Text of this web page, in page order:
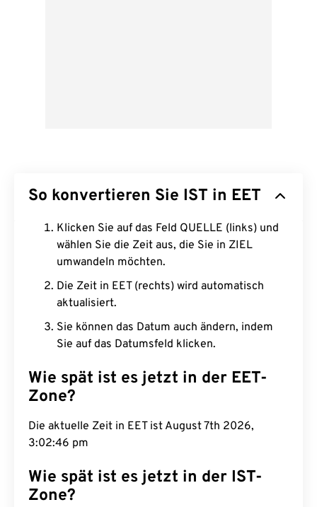
So konvertieren Sie IST in EET
Klicken Sie auf das Feld QUELLE (links) und
wählen Sie die Zeit aus, die Sie in ZIEL
umwandeln möchten.
Die Zeit in EET (rechts) wird automatisch
aktualisiert.
Sie können das Datum auch ändern, indem
Sie auf das Datumsfeld klicken.
Wie spät ist es jetzt in der EET-
Zone?
Die aktuelle Zeit in EET ist August 7th 2026,
3:02:47 pm
Wie spät ist es jetzt in der IST-
Zone?